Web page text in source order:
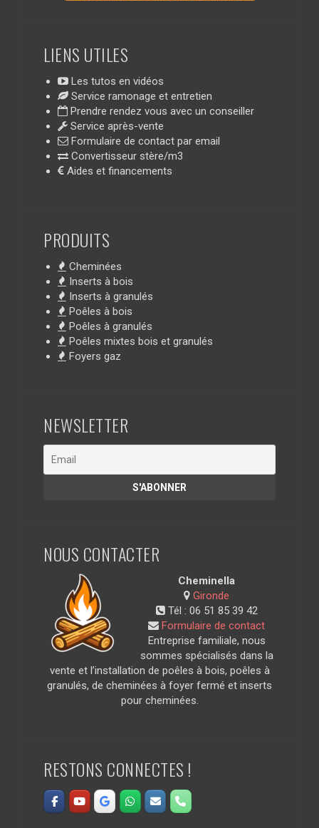
LIENS UTILES
Les tutos en vidéos
Service ramonage et entretien
Prendre rendez vous avec un conseiller
Service après-vente
Formulaire de contact par email
Convertisseur stère/m3
Aides et financements
PRODUITS
Cheminées
Inserts à bois
Inserts à granulés
Poêles à bois
Poêles à granulés
Poêles mixtes bois et granulés
Foyers gaz
NEWSLETTER
NOUS CONTACTER
Cheminella
Gironde
Tél : 06 51 85 39 42
Formulaire de contact
Entreprise familiale, nous
sommes spécialisés dans la
vente et l’installation de poêles à bois, poêles à
granulés, de cheminées à foyer fermé et inserts
pour cheminées.
RESTONS CONNECTES !